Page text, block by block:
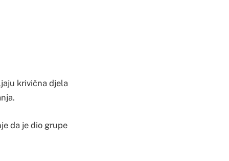
krivična djela
da je dio grupe